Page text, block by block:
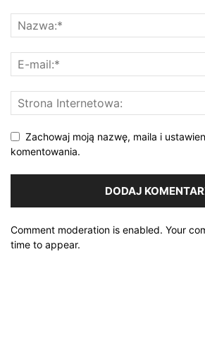
Zachowaj moją nazwę, maila i
komentowania.
Comment moderation is enabled. Your
time to appear.